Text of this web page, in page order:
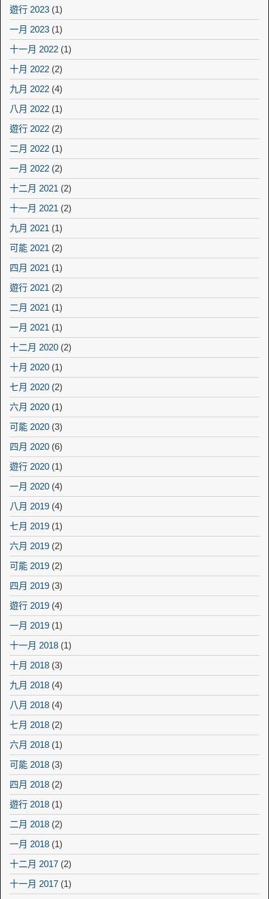
遊行 2023 (1)
一月 2023 (1)
十一月 2022 (1)
十月 2022 (2)
九月 2022 (4)
八月 2022 (1)
遊行 2022 (2)
二月 2022 (1)
一月 2022 (2)
十二月 2021 (2)
十一月 2021 (2)
九月 2021 (1)
可能 2021 (2)
四月 2021 (1)
遊行 2021 (2)
二月 2021 (1)
一月 2021 (1)
十二月 2020 (2)
十月 2020 (1)
七月 2020 (2)
六月 2020 (1)
可能 2020 (3)
四月 2020 (6)
遊行 2020 (1)
一月 2020 (4)
八月 2019 (4)
七月 2019 (1)
六月 2019 (2)
可能 2019 (2)
四月 2019 (3)
遊行 2019 (4)
一月 2019 (1)
十一月 2018 (1)
十月 2018 (3)
九月 2018 (4)
八月 2018 (4)
七月 2018 (2)
六月 2018 (1)
可能 2018 (3)
四月 2018 (2)
遊行 2018 (1)
二月 2018 (2)
一月 2018 (1)
十二月 2017 (2)
十一月 2017 (1)